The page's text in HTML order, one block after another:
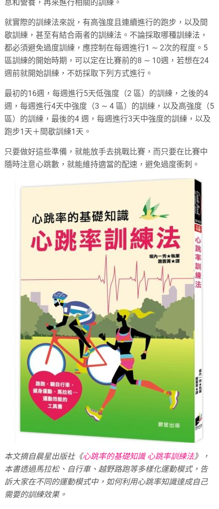
息和營養，再來進行相關的訓練。
就實際的訓練法來說，有高強度且連續進行的跑步，以及間
歇訓練，甚至有結合兩者的訓練法。不論採取哪種訓練法，
都必須避免過度訓練，應控制在每週進行1 ∼ 2次的程度。5
區訓練的開始時期，可以定在比賽前的8 ∼ 10週，若想在24
週前就開始訓練，不妨採取下列方式進行。
最初的16週，每週進行5天低強度（2 區）的訓練，之後的4
週，每週進行4天中強度（3 ∼ 4 區）的訓練，以及高強度（5
區）的訓練，最後的4 週，每週進行3天中強度的訓練，以及
跑步1天＋間歇訓練1天。
只要做好這些準備，就能放手去挑戰比賽，而只要在比賽中
隨時注意心跳數，就能維持適當的配速，避免過度衝刺。
本文摘自晨星出版社《心跳率的基礎知識 心跳率訓練法》，
本書透過馬拉松、自行車、越野路跑等多樣化運動模式，告
訴大家在不同的運動模式中，如何利用心跳率知識達成自己
需要的訓練效果。